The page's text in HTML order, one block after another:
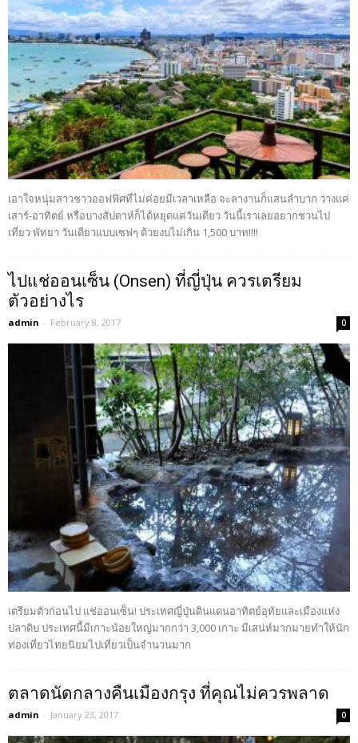
เอาใจหนุ่มสาวชาวออฟฟิศที่ไม่ค่อยมีเวลาเหลือ จะลางานก็แสนลำบาก ว่างแค่
เสาร์-อาทิตย์ หรือบางสัปดาห์ก็ได้หยุดแค่วันเดียว วันนี้เราเลยอยากชวนไป
เที่ยว พัทยา วันเดียวแบบเซฟๆ ด้วยงบไม่เกิน 1,500 บาท!!!!
ไปแช่ออนเซ็น (Onsen) ที่ญี่ปุ่น ควรเตรียม
ตัวอย่างไร
admin - February 8, 2017 0
เตรียมตัวก่อนไป แช่ออนเซ็น! ประเทศญี่ปุ่นดินแดนอาทิตย์อุทัยและเมืองแห่ง
ปลาดิบ ประเทศนี้มีเกาะน้อยใหญ่มากกว่า 3,000 เกาะ มีเสน่ห์มากมายทำให้นัก
ท่องเที่ยวไทยนิยมไปเที่ยวเป็นจำนวนมาก
ตลาดนัดกลางคืนเมืองกรุง ที่คุณไม่ควรพลาด
admin - January 23, 2017 0